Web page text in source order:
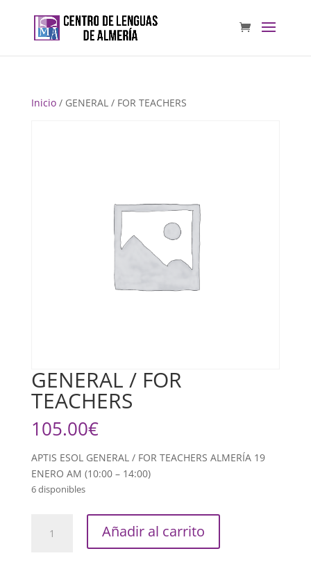
Inicio/ GENERAL / FOR TEACHERS
GENERAL / FOR
TEACHERS
105.00€
APTIS ESOL GENERAL / FOR TEACHERS ALMERÍA 19
ENERO AM (10:00 – 14:00)
6 disponibles
Añadir al carrito